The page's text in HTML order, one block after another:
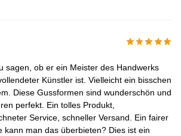
sagen, ob er ein Meister des Handwerks
Künstler ist. Vielleicht ein bisschen
Diese Gussformen sind wunderschön und
perfekt. Ein tolles Produkt,
Service, schneller Versand. Ein fairer
kann man das überbieten? Dies ist ein